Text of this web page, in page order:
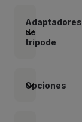
Adaptadores
de
trípode
Opciones